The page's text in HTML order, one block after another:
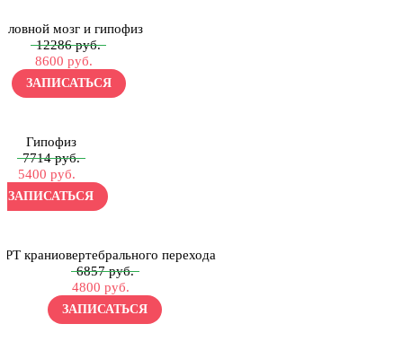
мозг и гипофиз
12286 руб.
8600 руб.
ЗАПИСАТЬСЯ
Гипофиз
7714 руб.
5400 руб.
ЗАПИСАТЬСЯ
краниовертебрального перехода
6857 руб.
4800 руб.
ЗАПИСАТЬСЯ